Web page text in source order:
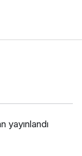
yayınlandı
Ama Çölyak